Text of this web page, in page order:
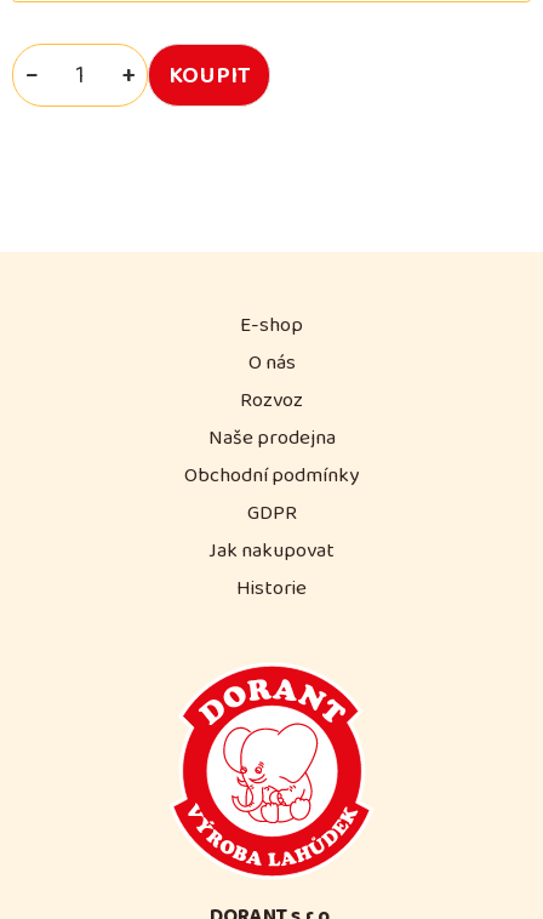
− +
E-shop
O nás
Rozvoz
Naše prodejna
Obchodní podmínky
GDPR
Jak nakupovat
Historie